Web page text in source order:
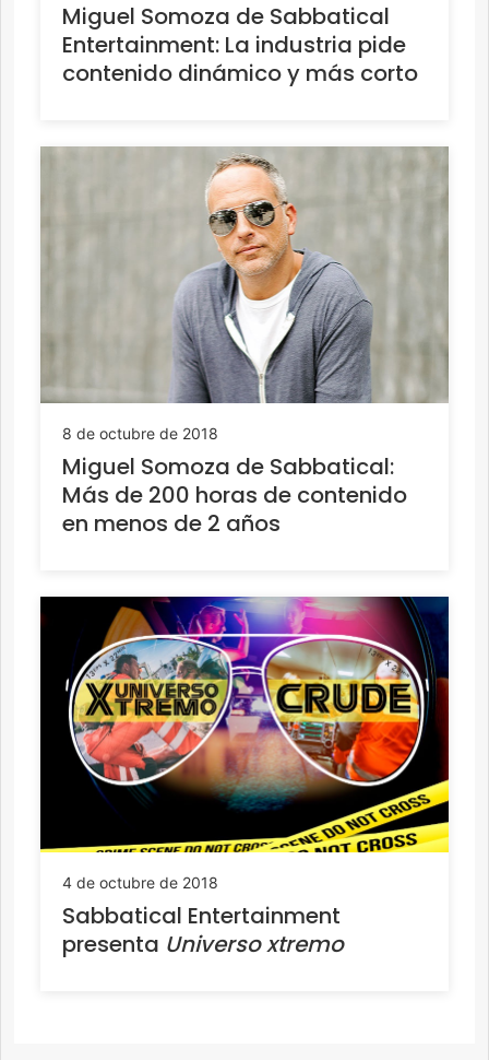
Miguel Somoza de Sabbatical
Entertainment: La industria pide
contenido dinámico y más corto
8 de octubre de 2018
Miguel Somoza de Sabbatical:
Más de 200 horas de contenido
en menos de 2 años
4 de octubre de 2018
Sabbatical Entertainment
presenta Universo xtremo